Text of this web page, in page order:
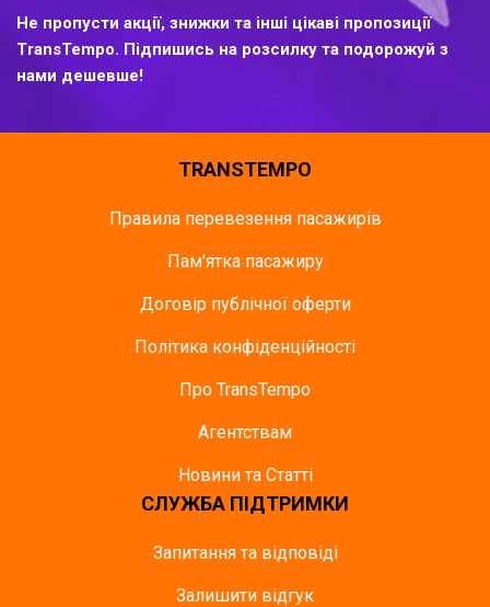
Не пропусти акції, знижки та інші цікаві пропозиції
TransTempo. Підпишись на розсилку та подорожуй з
нами дешевше!
TRANSTEMPO
Правила перевезення пасажирів
Пам'ятка пасажиру
Договір публічної оферти
Політика конфіденційності
Про TransTempo
Агентствам
Новини та Статті
СЛУЖБА ПІДТРИМКИ
Запитання та відповіді
Залишити відгук